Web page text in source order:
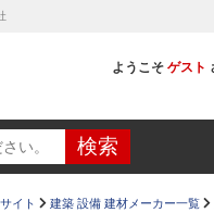
ようこそ ゲスト
イト 建築 設備 建材メーカー一覧